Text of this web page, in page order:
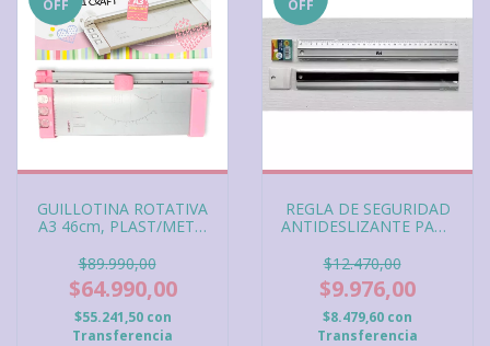
OFF
GUILLOTINA ROTATIVA
A3 46cm, PLAST/MET 3
A3, Corte Recto,
Puntillado + Zig Zag Ibi
Craft
$89.990,00
$64.990,00
$55.241,50 con
Transferencia
OFF
REGLA DE SEGURIDAD
ANTIDESLIZANTE PARA
$12.470,00
$9.976,00
$8.479,60 con
Transferencia